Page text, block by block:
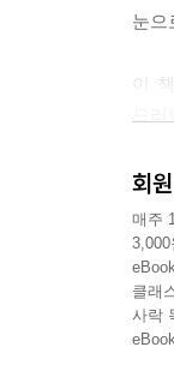
---
버티
끼이
씻
탓하
뜻하
헛헛
털
종
건물
모
지금
에
눈으
이
- 황
같은
1건
보고
능력
회
매주
클래
사락